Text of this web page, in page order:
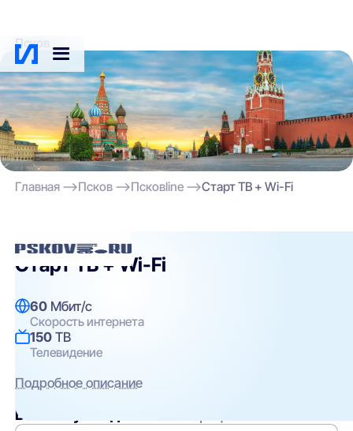
Псков
Главная Псков Псковline Старт ТВ + Wi-Fi
Псковline
Старт ТВ + Wi-Fi
60 Мбит/с
Скорость интернета
150 ТВ
Телевидение
Подробное описание
Вам могут подойти